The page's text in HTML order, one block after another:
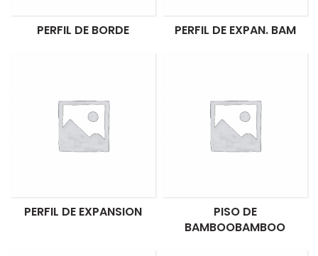
PERFIL DE BORDE PERFIL DE EXPAN. BAM
PERFIL DE EXPANSION
PISO DE
BAMBOOBAMBOO